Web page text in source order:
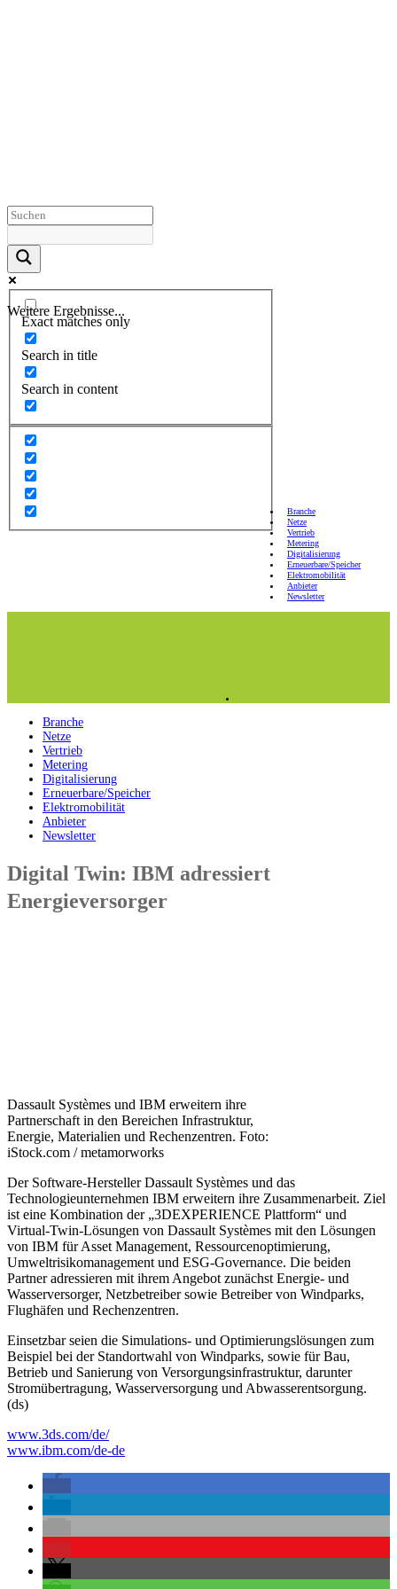
Weitere Ergebnisse...
Exact matches only
Search in title
Search in content
Branche
Netze
Vertrieb
Metering
Digitalisierung
Erneuerbare/Speicher
Elektromobilität
Anbieter
Newsletter
Branche
Netze
Vertrieb
Metering
Digitalisierung
Erneuerbare/Speicher
Elektromobilität
Anbieter
Newsletter
Digital Twin: IBM adressiert
Energieversorger
Dassault Systèmes und IBM erweitern ihre
Partnerschaft in den Bereichen Infrastruktur,
Energie, Materialien und Rechenzentren. Foto:
iStock.com / metamorworks
Der Software-Hersteller Dassault Systèmes und das
Technologieunternehmen IBM erweitern ihre Zusammenarbeit. Ziel
ist eine Kombination der „3DEXPERIENCE Plattform“ und
Virtual-Twin-Lösungen von Dassault Systèmes mit den Lösungen
von IBM für Asset Management, Ressourcenoptimierung,
Umweltrisikomanagement und ESG-Governance. Die beiden
Partner adressieren mit ihrem Angebot zunächst Energie- und
Wasserversorger, Netzbetreiber sowie Betreiber von Windparks,
Flughäfen und Rechenzentren.
Einsetzbar seien die Simulations- und Optimierungslösungen zum
Beispiel bei der Standortwahl von Windparks, sowie für Bau,
Betrieb und Sanierung von Versorgungsinfrastruktur, darunter
Stromübertragung, Wasserversorgung und Abwasserentsorgung.
(ds)
www.3ds.com/de/
www.ibm.com/de-de